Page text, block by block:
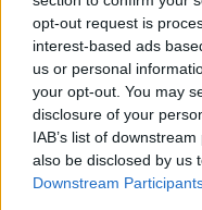
opt-out request is
interest-based ads
us or personal
your opt-out. You may
disclosure of your
IAB’s list of
also be disclosed by us
Downstream